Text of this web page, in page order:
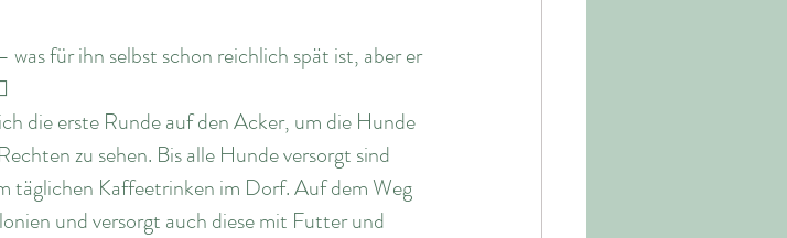
für ihn selbst schon reichlich spät ist, aber er
die erste Runde auf den Acker, um die Hunde
zu sehen. Bis alle Hunde versorgt sind
täglichen Kaffeetrinken im Dorf. Auf dem Weg
und versorgt auch diese mit Futter und